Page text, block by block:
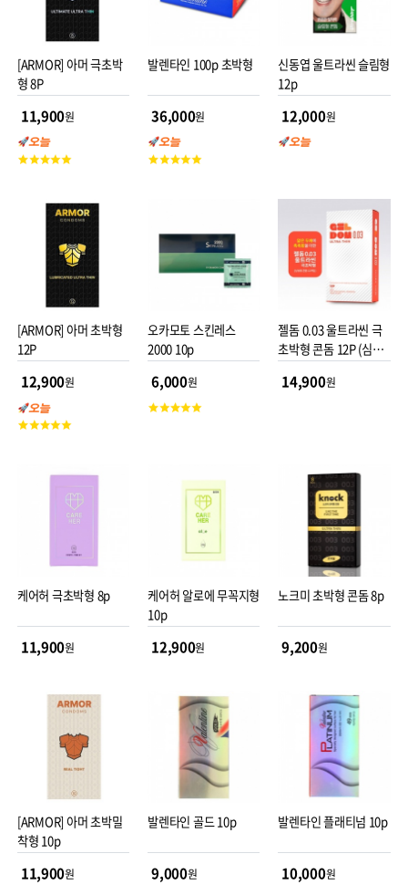
[ARMOR] 아머 극초박
형 8P
11,900원
고
발렌타인 100p 초박형
36,000원
고
신동엽 울트라씬 슬림형
12p
12,000원
[ARMOR] 아머 초박형
12P
12,900원
고
오카모토 스킨레스
2000 10p
6,000원
고
젤돔 0.03 울트라씬 극
초박형 콘돔 12P (심의
14,900원
케어허 극초박형 8p
11,900원
케어허 알로에 무꼭지형
10p
12,900원
노크미 초박형 콘돔 8p
9,200원
[ARMOR] 아머 초박밀
착형 10p
11,900원
발렌타인 골드 10p
9,000원
발렌타인 플래티넘 10p
10,000원